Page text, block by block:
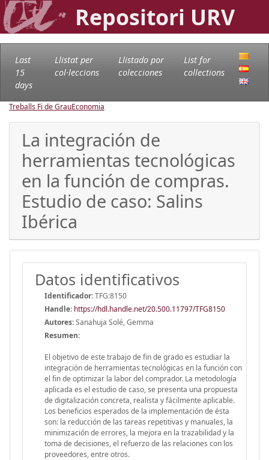
Repositori URV
Last
15
days
Llistat per
col·leccions
Llistado por
colecciones
List for
collections
Treballs Fi de GrauEconomia
La integración de
herramientas tecnológicas
en la función de compras.
Estudio de caso: Salins
Ibérica
Datos identificativos
Identificador:TFG:8150
Handle: https://hdl.handle.net/20.500.11797/TFG8150
Autores:Sanahuja Solé, Gemma
Resumen:
El objetivo de este trabajo de fin de grado es estudiar la
integración de herramientas tecnológicas en la función con
el fin de optimizar la labor del comprador. La metodología
aplicada es el estudio de caso, se presenta una propuesta
de digitalización concreta, realista y fácilmente aplicable.
Los beneficios esperados de la implementación de ésta
son: la reducción de las tareas repetitivas y manuales, la
minimización de errores, la mejora en la trazabilidad y la
toma de decisiones, el refuerzo de las relaciones con los
proveedores, entre otros.